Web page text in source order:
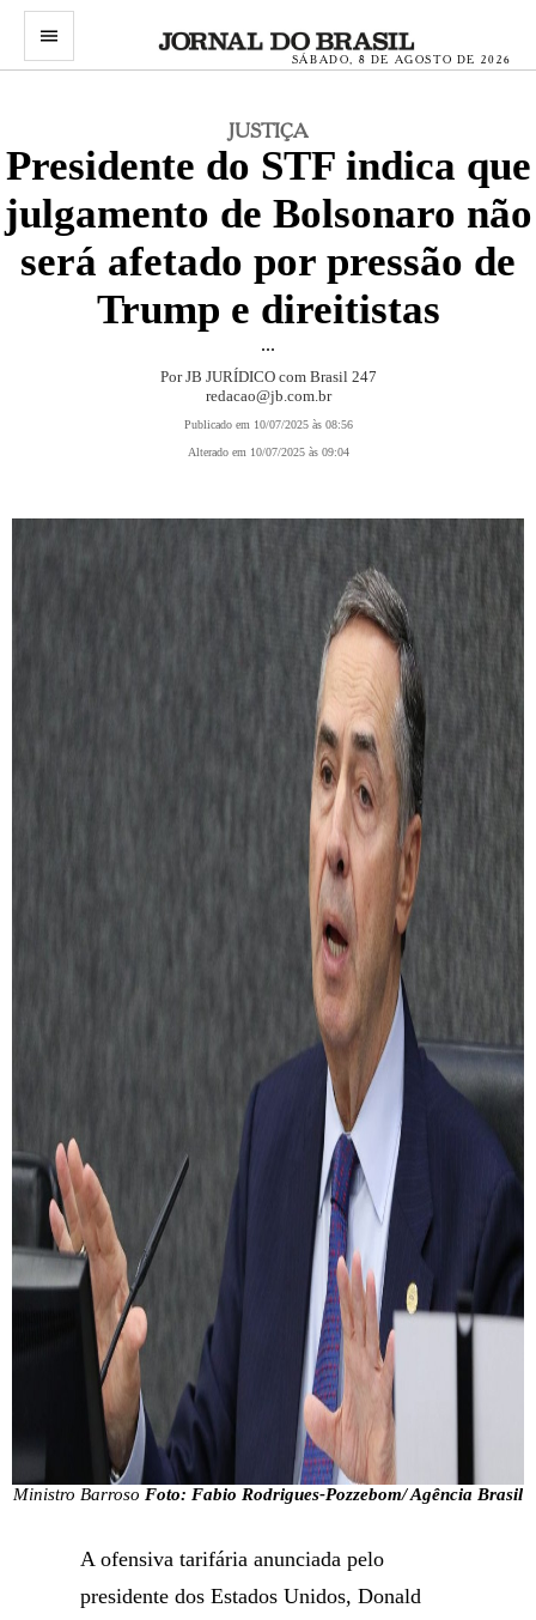
menu
SÁBADO, 8 DE AGOSTO DE 2026
JUSTIÇA
Presidente do STF indica que
julgamento de Bolsonaro não
será afetado por pressão de
Trump e direitistas
...
Por JB JURÍDICO com Brasil 247
redacao@jb.com.br
Publicado em 10/07/2025 às 08:56
Alterado em 10/07/2025 às 09:04
Ministro Barroso Foto: Fabio Rodrigues-Pozzebom/ Agência Brasil
A ofensiva tarifária anunciada pelo
presidente dos Estados Unidos, Donald